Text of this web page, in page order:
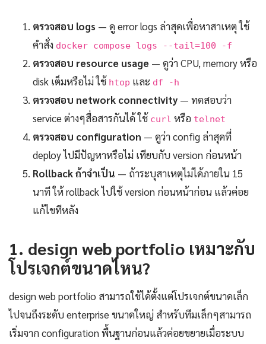
ตรวจสอบ logs — ดู error logs ล่าสุดเพื่อหาสาเหตุ ใช้
คำสั่ง docker compose logs --tail=100 -f
ตรวจสอบ resource usage — ดูว่า CPU, memory หรือ
disk เต็มหรือไม่ ใช้ htop และ df -h
ตรวจสอบ network connectivity — ทดสอบว่า
service ต่างๆสื่อสารกันได้ ใช้ curl หรือ telnet
ตรวจสอบ configuration — ดูว่า config ล่าสุดที่
deploy ไปมีปัญหาหรือไม่ เทียบกับ version ก่อนหน้า
Rollback ถ้าจำเป็น — ถ้าระบุสาเหตุไม่ได้ภายใน 15
นาที ให้ rollback ไปใช้ version ก่อนหน้าก่อน แล้วค่อย
แก้ไขทีหลัง
1. design web portfolio เหมาะกับ
โปรเจกต์ขนาดไหน?
design web portfolio สามารถใช้ได้ตั้งแต่โปรเจกต์ขนาดเล็ก
ไปจนถึงระดับ enterprise ขนาดใหญ่ สำหรับทีมเล็กๆสามารถ
เริ่มจาก configuration พื้นฐานก่อนแล้วค่อยขยายเมื่อระบบ